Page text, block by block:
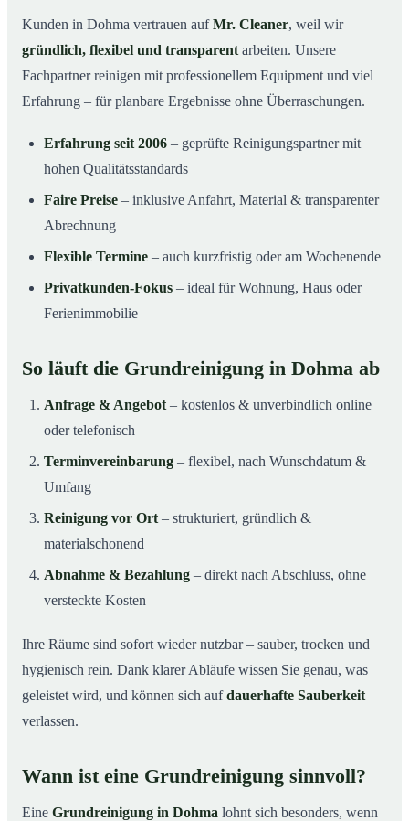
Kunden in Dohma vertrauen aufMr. Cleaner, weil wir
gründlich, flexibel und transparent arbeiten. Unsere
Fachpartner reinigen mit professionellem Equipment und viel
Erfahrung – für planbare Ergebnisse ohne Überraschungen.
Erfahrung seit 2006 – geprüfte Reinigungspartner mit
hohen Qualitätsstandards
Faire Preise – inklusive Anfahrt, Material & transparenter
Abrechnung
Flexible Termine – auch kurzfristig oder am Wochenende
Privatkunden-Fokus – ideal für Wohnung, Haus oder
Ferienimmobilie
So läuft die Grundreinigung in Dohma ab
Anfrage & Angebot – kostenlos & unverbindlich online
oder telefonisch
Terminvereinbarung – flexibel, nach Wunschdatum &
Umfang
Reinigung vor Ort – strukturiert, gründlich &
materialschonend
Abnahme & Bezahlung – direkt nach Abschluss, ohne
versteckte Kosten
Ihre Räume sind sofort wieder nutzbar – sauber, trocken und
hygienisch rein. Dank klarer Abläufe wissen Sie genau, was
geleistet wird, und können sich aufdauerhafte Sauberkeit
verlassen.
Wann ist eine Grundreinigung sinnvoll?
Eine Grundreinigung in Dohma lohnt sich besonders, wenn